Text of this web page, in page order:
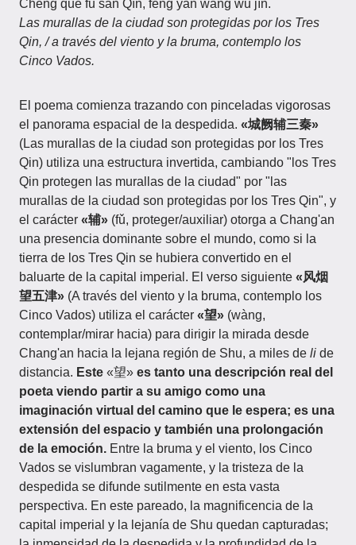
Chéng què fǔ sān Qín, fēng yān wàng wǔ jīn.
Las murallas de la ciudad son protegidas por los Tres
Qin, / a través del viento y la bruma, contemplo los
Cinco Vados.
El poema comienza trazando con pinceladas vigorosas
el panorama espacial de la despedida. «城阙辅三秦»
(Las murallas de la ciudad son protegidas por los Tres
Qin) utiliza una estructura invertida, cambiando "los Tres
Qin protegen las murallas de la ciudad" por "las
murallas de la ciudad son protegidas por los Tres Qin", y
el carácter «辅» (fǔ, proteger/auxiliar) otorga a Chang'an
una presencia dominante sobre el mundo, como si la
tierra de los Tres Qin se hubiera convertido en el
baluarte de la capital imperial. El verso siguiente «风烟
望五津» (A través del viento y la bruma, contemplo los
Cinco Vados) utiliza el carácter «望» (wàng,
contemplar/mirar hacia) para dirigir la mirada desde
Chang'an hacia la lejana región de Shu, a miles de li de
distancia. Este «望» es tanto una descripción real del
poeta viendo partir a su amigo como una
imaginación virtual del camino que le espera; es una
extensión del espacio y también una prolongación
de la emoción. Entre la bruma y el viento, los Cinco
Vados se vislumbran vagamente, y la tristeza de la
despedida se difunde sutilmente en esta vasta
perspectiva. En este pareado, la magnificencia de la
capital imperial y la lejanía de Shu quedan capturadas;